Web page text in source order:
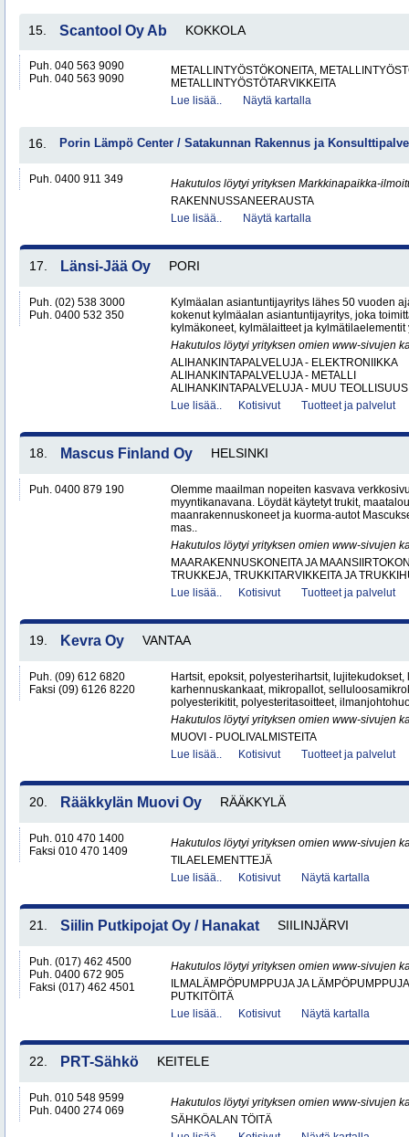
15. Scantool Oy Ab KOKKOLA
Puh. 040 563 9090
Puh. 040 563 9090
METALLINTYÖSTÖKONEITA,
METALLINTYÖSTÖTARVIKKEITA
Lue lisää..
Näytä kartalla
16. Porin Lämpö Center / Satakunnan Rakennus ja
Puh. 0400 911 349
Hakutulos löytyi yrityksen Markkinapaikka-
RAKENNUSSANEERAUSTA
Lue lisää..
Näytä kartalla
17. Länsi-Jää Oy PORI
Puh. (02) 538 3000
Puh. 0400 532 350
Kylmäalan asiantuntijayritys lähes 50 vuoden
kokenut kylmäalan asiantuntijayritys, joka
kylmäkoneet, kylmälaitteet ja kylmätilaelementit
Hakutulos löytyi yrityksen omien www-sivujen
ALIHANKINTAPALVELUJA - ELEKTRONIIKKA
ALIHANKINTAPALVELUJA - METALLI
ALIHANKINTAPALVELUJA - MUU
Lue lisää..
Kotisivut Tuotteet ja palvelut
18. Mascus Finland Oy HELSINKI
Puh. 0400 879 190
Olemme maailman nopeiten kasvava
myyntikanavana. Löydät käytetyt trukit,
maanrakennuskoneet ja kuorma-autot
mas..
Hakutulos löytyi yrityksen omien www-sivujen
MAARAKENNUSKONEITA JA
TRUKKEJA, TRUKKITARVIKKEITA JA
Lue lisää..
Kotisivut Tuotteet ja palvelut
19. Kevra Oy VANTAA
Puh. (09) 612 6820
Faksi (09) 6126 8220
Hartsit, epoksit, polyesterihartsit, lujitekudokset,
karhennuskankaat, mikropallot,
polyesterikitit, polyesteritasoitteet,
Hakutulos löytyi yrityksen omien www-sivujen
MUOVI - PUOLIVALMISTEITA
Lue lisää..
Kotisivut Tuotteet ja palvelut
20. Rääkkylän Muovi Oy RÄÄKKYLÄ
Puh. 010 470 1400
Faksi 010 470 1409
Hakutulos löytyi yrityksen omien www-sivujen
TILAELEMENTTEJÄ
Lue lisää..
Kotisivut Näytä kartalla
21. Siilin Putkipojat Oy / Hanakat SIILINJÄRVI
Puh. (017) 462 4500
Puh. 0400 672 905
Faksi (017) 462 4501
Hakutulos löytyi yrityksen omien www-sivujen
ILMALÄMPÖPUMPPUJA JA LÄMPÖPUMPPUJA
PUTKITÖITÄ
Lue lisää..
Kotisivut Näytä kartalla
22. PRT-Sähkö KEITELE
Puh. 010 548 9599
Puh. 0400 274 069
Hakutulos löytyi yrityksen omien www-sivujen
SÄHKÖALAN TÖITÄ